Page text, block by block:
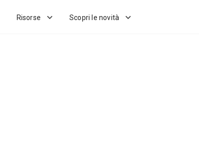
Risorse Scopri le novità